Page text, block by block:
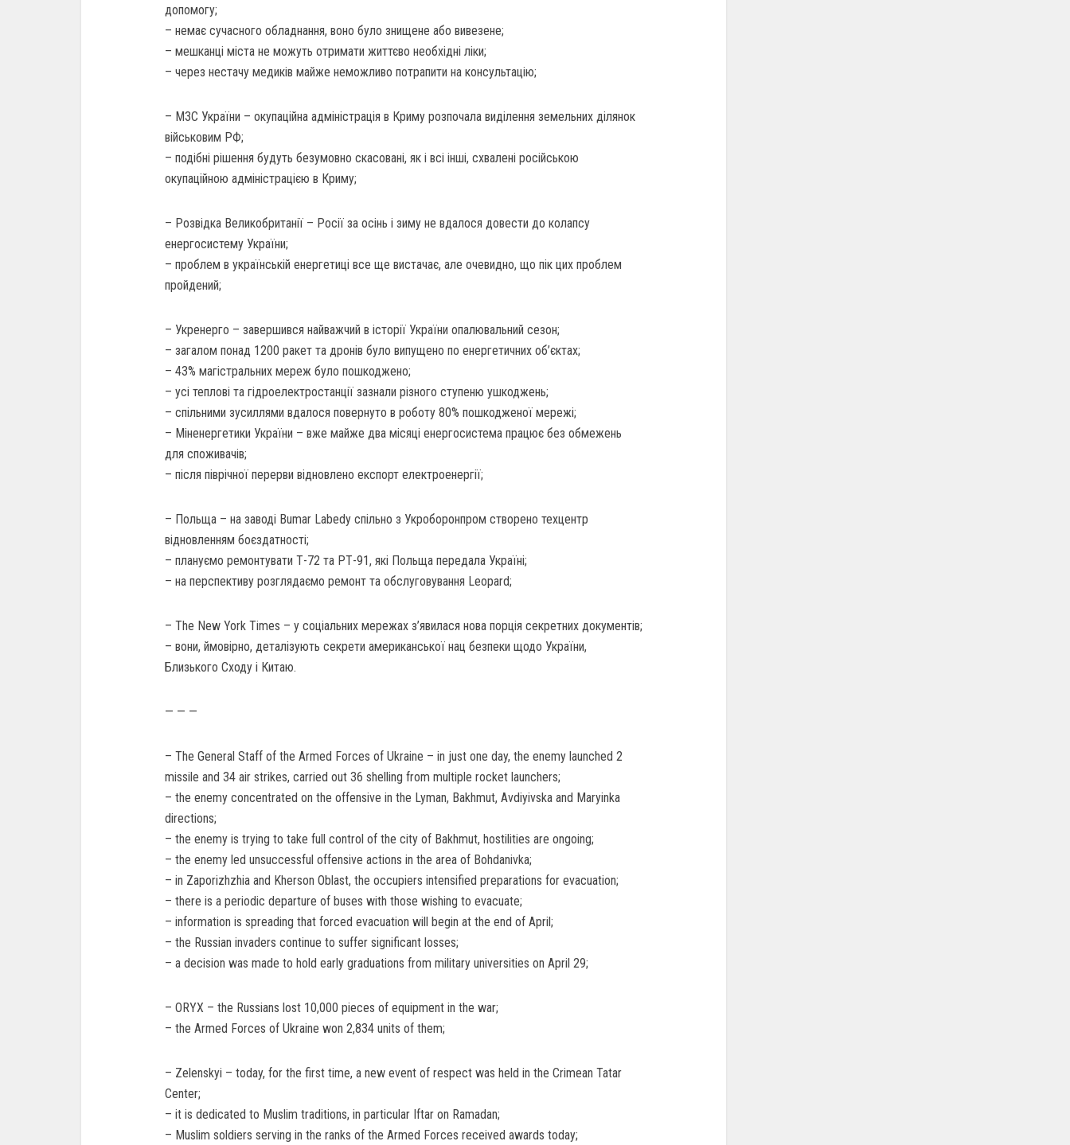
допомогу;
– немає сучасного обладнання, воно було знищене або вивезене;
– мешканці міста не можуть отримати життєво необхідні ліки;
– через нестачу медиків майже неможливо потрапити на консультацію;
– МЗС України – окупаційна адміністрація в Криму розпочала виділення земельних ділянок
військовим РФ;
– подібні рішення будуть безумовно скасовані, як і всі інші, схвалені російською
окупаційною адміністрацією в Криму;
– Розвідка Великобританії – Росії за осінь і зиму не вдалося довести до колапсу
енергосистему України;
– проблем в українській енергетиці все ще вистачає, але очевидно, що пік цих проблем
пройдений;
– Укренерго – завершився найважчий в історії України опалювальний сезон;
– загалом понад 1200 ракет та дронів було випущено по енергетичних об’єктах;
– 43% магістральних мереж було пошкоджено;
– усі теплові та гідроелектростанції зазнали різного ступеню ушкоджень;
– спільними зусиллями вдалося повернуто в роботу 80% пошкодженої мережі;
– Міненергетики України – вже майже два місяці енергосистема працює без обмежень
для споживачів;
– після піврічної перерви відновлено експорт електроенергії;
– Польща – на заводі Bumar Labedy спільно з Укроборонпром створено техцентр
відновленням боєздатності;
– плануємо ремонтувати Т-72 та РТ-91, які Польща передала Україні;
– на перспективу розглядаємо ремонт та обслуговування Leopard;
– The New York Times – у соціальних мережах з’явилася нова порція секретних документів;
– вони, ймовірно, деталізують секрети американської нац безпеки щодо України,
Близького Сходу і Китаю.
— — —
– The General Staff of the Armed Forces of Ukraine – in just one day, the enemy launched 2
missile and 34 air strikes, carried out 36 shelling from multiple rocket launchers;
– the enemy concentrated on the offensive in the Lyman, Bakhmut, Avdiyivska and Maryinka
directions;
– the enemy is trying to take full control of the city of Bakhmut, hostilities are ongoing;
– the enemy led unsuccessful offensive actions in the area of Bohdanivka;
– in Zaporizhzhia and Kherson Oblast, the occupiers intensified preparations for evacuation;
– there is a periodic departure of buses with those wishing to evacuate;
– information is spreading that forced evacuation will begin at the end of April;
– the Russian invaders continue to suffer significant losses;
– a decision was made to hold early graduations from military universities on April 29;
– ORYX – the Russians lost 10,000 pieces of equipment in the war;
– the Armed Forces of Ukraine won 2,834 units of them;
– Zelenskyi – today, for the first time, a new event of respect was held in the Crimean Tatar
Center;
– it is dedicated to Muslim traditions, in particular Iftar on Ramadan;
– Muslim soldiers serving in the ranks of the Armed Forces received awards today;